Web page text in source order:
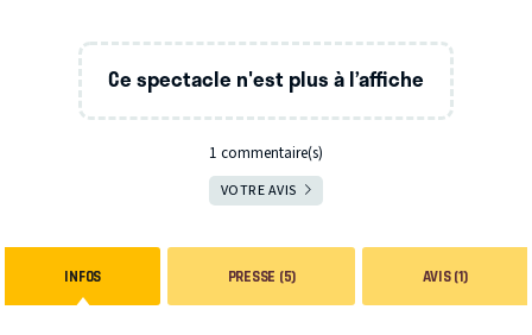
Ce spectacle n'est plus à l’affiche
1 commentaire(s)
VOTRE AVIS
INFOS PRESSE (5) AVIS (1)